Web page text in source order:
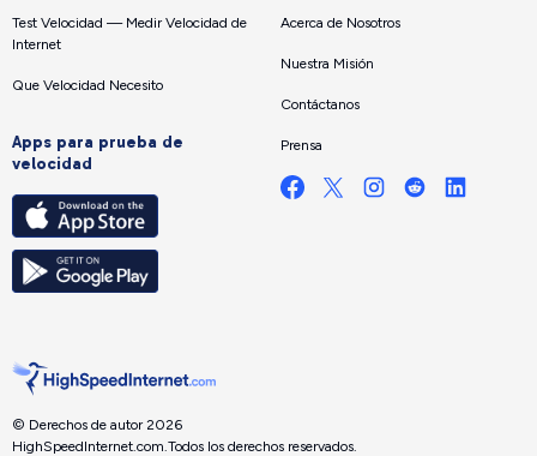
Test Velocidad — Medir Velocidad de
Internet
Que Velocidad Necesito
Apps para prueba de
velocidad
Acerca de Nosotros
Nuestra Misión
Contáctanos
Prensa
© Derechos de autor 2026
HighSpeedInternet.com. Todos los derechos reservados.